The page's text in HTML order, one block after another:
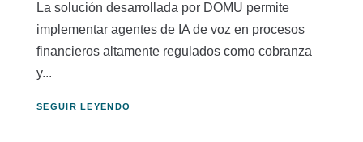
La solución desarrollada por DOMU permite
implementar agentes de IA de voz en procesos
financieros altamente regulados como cobranza
y...
SEGUIR LEYENDO